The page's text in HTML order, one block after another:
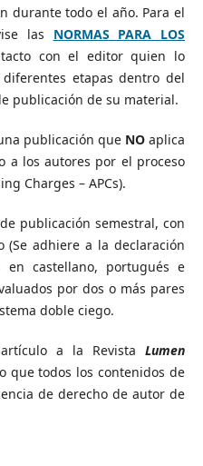
durante todo el año. Para el
las NORMAS PARA LOS
con el editor quien lo
etapas dentro del
publicación de su material.
publicación que NOaplica
los autores por el proceso
Charges – APCs).
publicación semestral, con
(Se adhiere a la declaración
en castellano, portugués e
por dos o más pares
doble ciego.
a la RevistaLumen
que todos los contenidos de
de derecho de autor de